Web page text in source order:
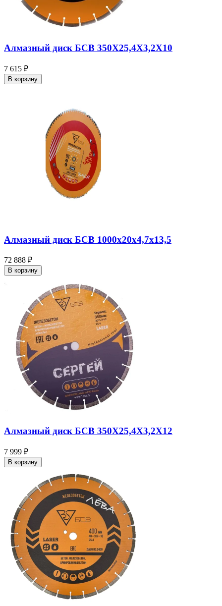
Алмазный диск БСВ 350X25,4X3,2X10
7 615 ₽
В корзину
Алмазный диск БСВ 1000x20х4,7х13,5
72 888 ₽
В корзину
Алмазный диск БСВ 350X25,4X3,2X12
7 999 ₽
В корзину